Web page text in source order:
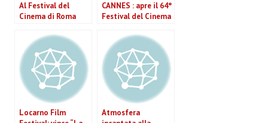
Al Festival del
Cinema di Roma
lunga ma “semi-
dolce” vita del
cinema italiano
CANNES : apre il 64°
Festival del Cinema
Locarno Film
Atmosfera